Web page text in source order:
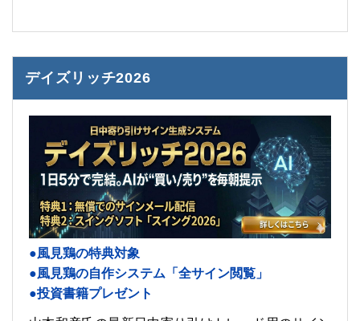
デイズリッチ2026
●風見鶏の特典対象
●風見鶏の自作システム「全サイン閲覧」
●投資書籍プレゼント